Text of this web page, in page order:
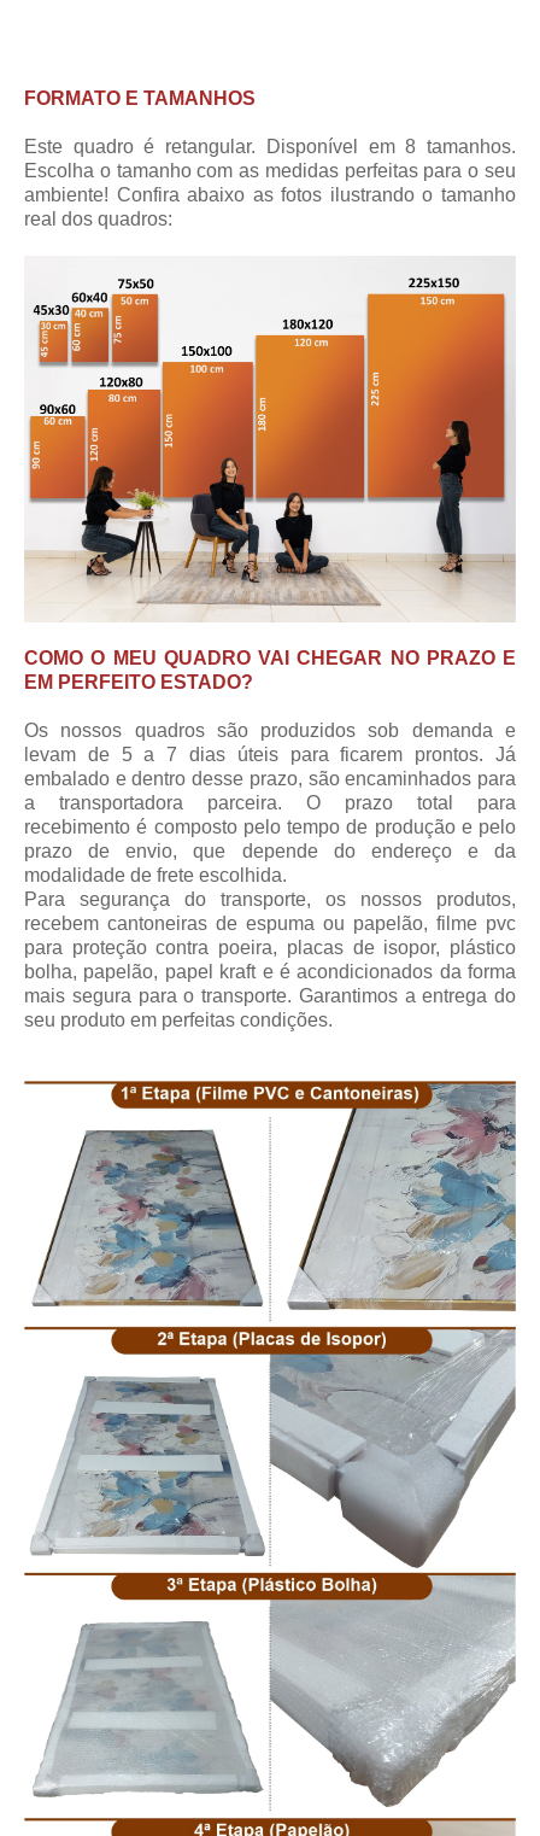
FORMATO E TAMANHOS
Este quadro é retangular. Disponível em 8 tamanhos.
Escolha o tamanho com as medidas perfeitas para o seu
ambiente! Confira abaixo as fotos ilustrando o tamanho
real dos quadros:
COMO O MEU QUADRO VAI CHEGAR NO PRAZO E
EM PERFEITO ESTADO?
Os nossos quadros são produzidos sob demanda e
levam de 5 a 7 dias úteis para ficarem prontos. Já
embalado e dentro desse prazo, são encaminhados para
a transportadora parceira. O prazo total para
recebimento é composto pelo tempo de produção e pelo
prazo de envio, que depende do endereço e da
modalidade de frete escolhida.
Para segurança do transporte, os nossos produtos,
recebem cantoneiras de espuma ou papelão, filme pvc
para proteção contra poeira, placas de isopor, plástico
bolha, papelão, papel kraft e é acondicionados da forma
mais segura para o transporte. Garantimos a entrega do
seu produto em perfeitas condições.